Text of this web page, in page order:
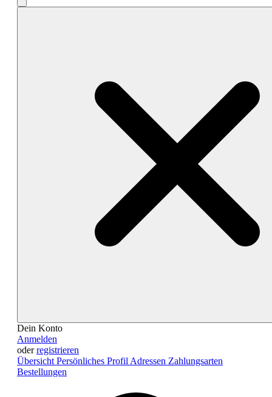
Dein Konto
Anmelden
oderregistrieren
Übersicht Persönliches Profil Adressen Zahlungsarten
Bestellungen